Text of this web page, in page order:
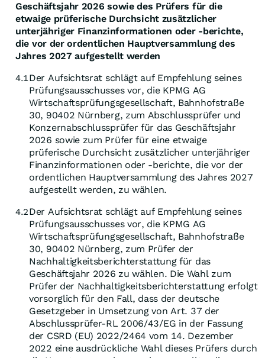
Geschäftsjahr 2026 sowie des Prüfers für die
etwaige prüferische Durchsicht zusätzlicher
unterjähriger Finanzinformationen oder -berichte,
die vor der ordentlichen Hauptversammlung des
Jahres 2027 aufgestellt werden
4.1Der Aufsichtsrat schlägt auf Empfehlung seines
Prüfungsausschusses vor, die KPMG AG
Wirtschaftsprüfungsgesellschaft, Bahnhofstraße
30, 90402 Nürnberg, zum Abschlussprüfer und
Konzernabschlussprüfer für das Geschäftsjahr
2026 sowie zum Prüfer für eine etwaige
prüferische Durchsicht zusätzlicher unterjähriger
Finanzinformationen oder -berichte, die vor der
ordentlichen Hauptversammlung des Jahres 2027
aufgestellt werden, zu wählen.
4.2Der Aufsichtsrat schlägt auf Empfehlung seines
Prüfungsausschusses vor, die KPMG AG
Wirtschaftsprüfungsgesellschaft, Bahnhofstraße
30, 90402 Nürnberg, zum Prüfer der
Nachhaltigkeitsberichterstattung für das
Geschäftsjahr 2026 zu wählen. Die Wahl zum
Prüfer der Nachhaltigkeitsberichterstattung erfolgt
vorsorglich für den Fall, dass der deutsche
Gesetzgeber in Umsetzung von Art. 37 der
Abschlussprüfer-RL 2006/43/EG in der Fassung
der CSRD (EU) 2022/2464 vom 14. Dezember
2022 eine ausdrückliche Wahl dieses Prüfers durch